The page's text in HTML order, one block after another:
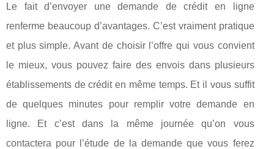
Le fait d’envoyer une demande de crédit en ligne
renferme beaucoup d’avantages. C’est vraiment pratique
et plus simple. Avant de choisir l’offre qui vous convient
le mieux, vous pouvez faire des envois dans plusieurs
établissements de crédit en même temps. Et il vous suffit
de quelques minutes pour remplir votre demande en
ligne. Et c’est dans la même journée qu’on vous
contactera pour l’étude de la demande que vous ferez